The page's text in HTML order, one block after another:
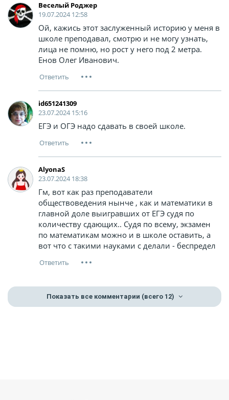
Веселый Роджер
19.07.2024 12:58
Ой, кажись этот заслуженный историю у меня в
школе преподавал, смотрю и не могу узнать,
лица не помню, но рост у него под 2 метра.
Енов Олег Иванович.
id651241309
23.07.2024 15:16
ЕГЭ и ОГЭ надо сдавать в своей школе.
AlyonaS
23.07.2024 18:38
Гм, вот как раз преподаватели
обществоведения нынче , как и математики в
главной доле выигравших от ЕГЭ судя по
количеству сдающих.. Судя по всему, экзамен
по математикам можно и в школе оставить, а
вот что с такими науками с делали - беспредел
Показать все комментарии (всего 12)